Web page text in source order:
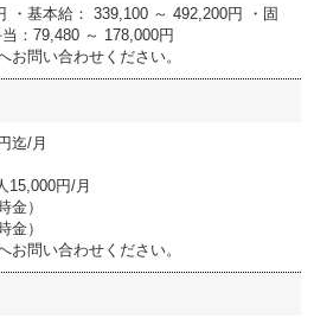
・基本給： 339,100 ～ 492,200円 ・固
：79,480 ～ 178,000円
問い合わせください。
迄/月
15,000円/月
金）
金）
問い合わせください。